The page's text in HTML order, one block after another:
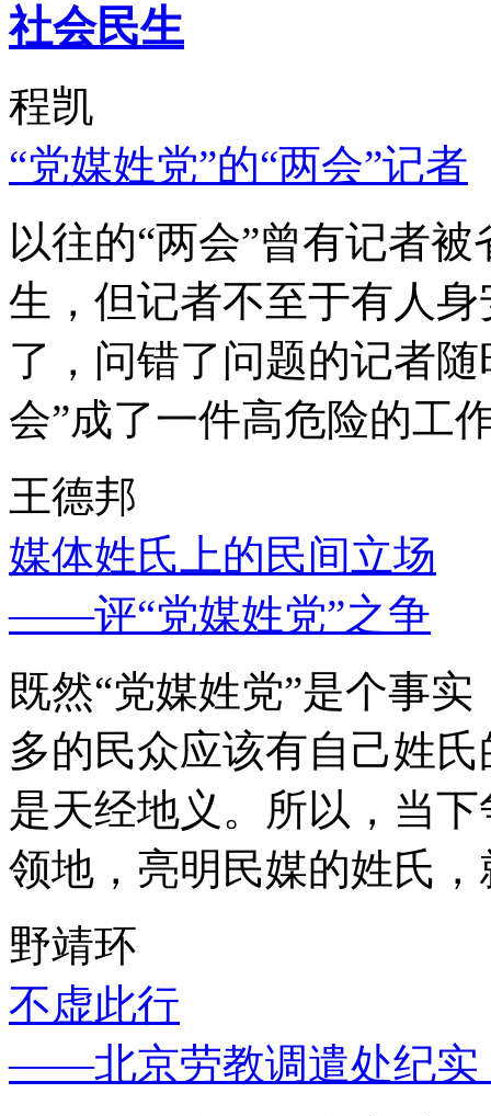
社会民生
程凯
“党媒姓党”的“两会”记者
以往的“两会”曾有记者
生，但记者不至于有人
了，问错了问题的记者
会”成了一件高危险的工
王德邦
媒体姓氏上的民间立场
——评“党媒姓党”之争
既然“党媒姓党”是个事
多的民众应该有自己姓
是天经地义。所以，当
领地，亮明民媒的姓氏
野靖环
不虚此行
——北京劳教调遣处纪实